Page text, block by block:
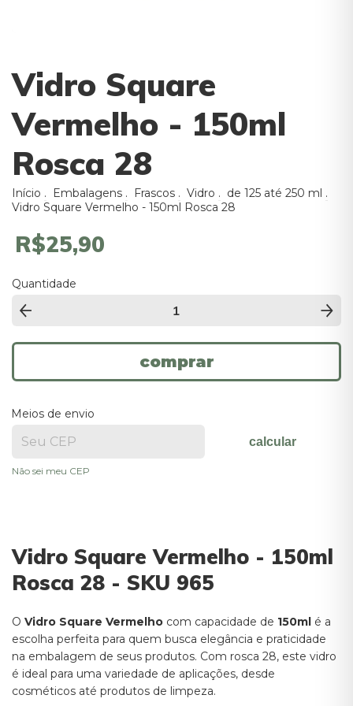
Vidro Square
Vermelho - 150ml
Rosca 28
Início . Embalagens . Frascos . Vidro . de 125 até 250 ml .
Vidro Square Vermelho - 150ml Rosca 28
R$25,90
Quantidade
Meios de envio
calcular
Não sei meu CEP
Vidro Square Vermelho - 150ml
Rosca 28 - SKU 965
O Vidro Square Vermelho com capacidade de 150ml é a
escolha perfeita para quem busca elegância e praticidade
na embalagem de seus produtos. Com rosca 28, este vidro
é ideal para uma variedade de aplicações, desde
cosméticos até produtos de limpeza.